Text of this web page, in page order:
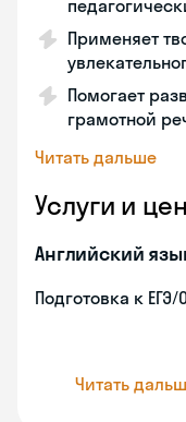
Применяет
Помогает
грамотной
Читать дальше
Услуги и
Английский
Подготовка к ЕГЭ/
Читать